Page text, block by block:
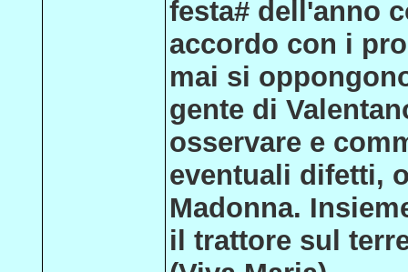
festa# dell'anno
accordo con i
mai si
gente di
osservare e
eventuali difetti,
Madonna.
il trattore sul